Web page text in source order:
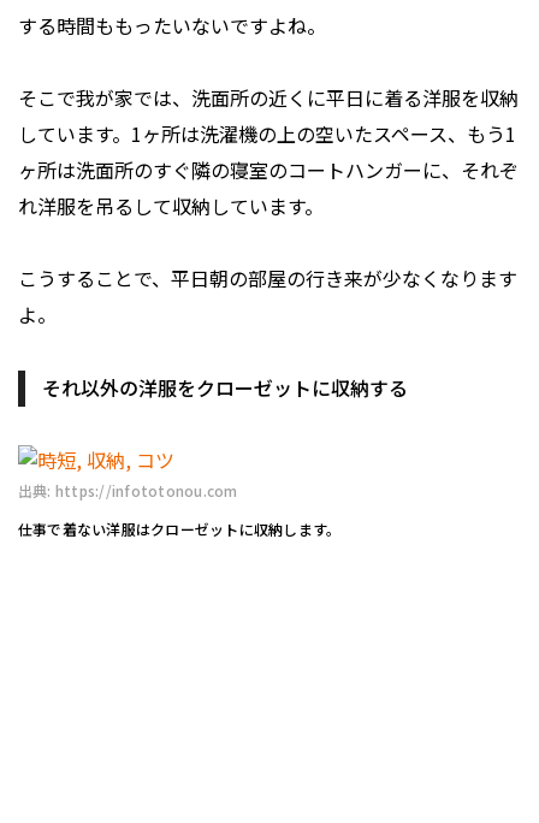
する時間ももったいないですよね。
そこで我が家では、洗面所の近くに平日に着る洋服を収納
しています。1ヶ所は洗濯機の上の空いたスペース、もう1
ヶ所は洗面所のすぐ隣の寝室のコートハンガーに、それぞ
れ洋服を吊るして収納しています。
こうすることで、平日朝の部屋の行き来が少なくなります
よ。
それ以外の洋服をクローゼットに収納する
出典: https://infototonou.com
仕事で着ない洋服はクローゼットに収納します。